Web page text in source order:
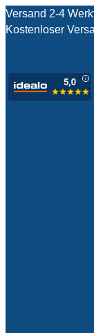
Versand 2-4
Kostenloser